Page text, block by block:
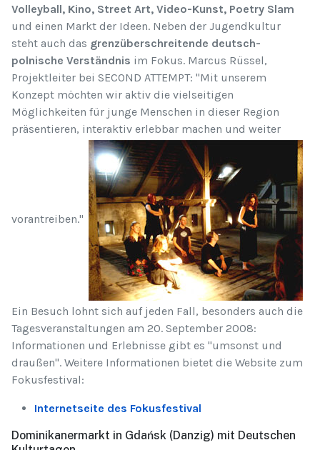
Volleyball, Kino, Street Art, Video-Kunst, Poetry Slam
und einen Markt der Ideen. Neben der Jugendkultur
steht auch das grenzüberschreitende deutsch-
polnische Verständnis im Fokus. Marcus Rüssel,
Projektleiter bei SECOND ATTEMPT: "Mit unserem
Konzept möchten wir aktiv die vielseitigen
Möglichkeiten für junge Menschen in dieser Region
präsentieren, interaktiv erlebbar machen und weiter
vorantreiben."
Ein Besuch lohnt sich auf jeden Fall, besonders auch die
Tagesveranstaltungen am 20. September 2008:
Informationen und Erlebnisse gibt es "umsonst und
draußen". Weitere Informationen bietet die Website zum
Fokusfestival:
Internetseite des Fokusfestival
Dominikanermarkt in Gdańsk (Danzig) mit Deutschen